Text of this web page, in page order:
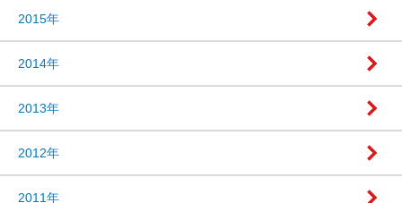
2015年
2014年
2013年
2012年
2011年